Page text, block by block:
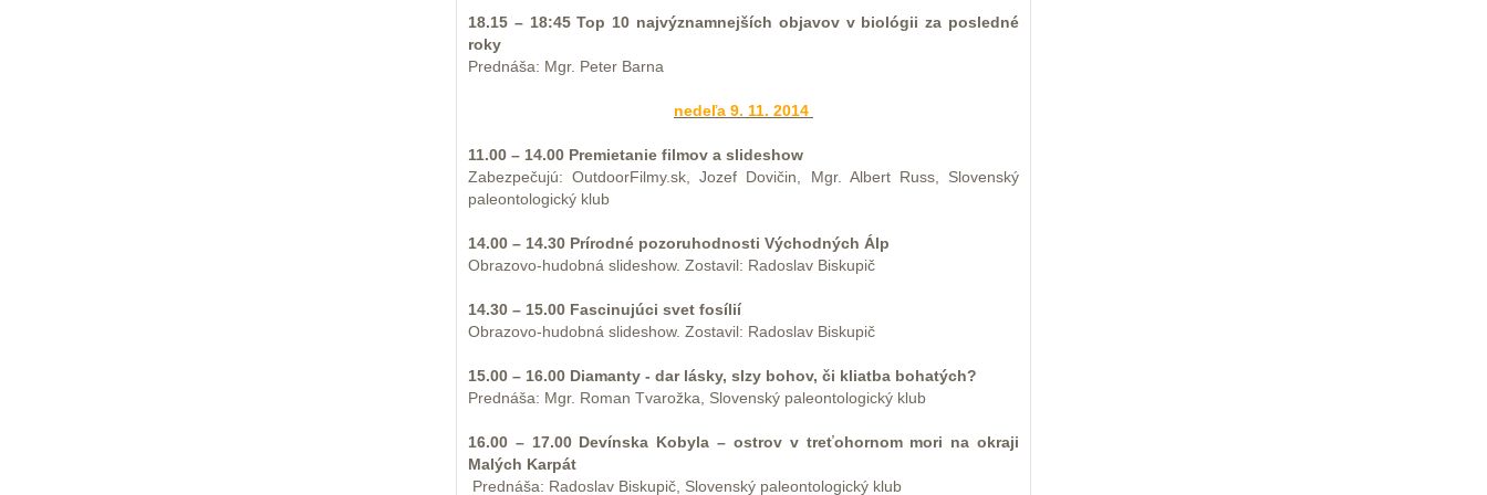
18.15 – 18:45 Top 10 najvýznamnejších objavov v biológii za posledné
roky
Prednáša: Mgr. Peter Barna
nedeľa 9. 11. 2014
11.00 – 14.00 Premietanie filmov a slideshow
Zabezpečujú: OutdoorFilmy.sk, Jozef Dovičin, Mgr. Albert Russ, Slovenský
paleontologický klub
14.00 – 14.30 Prírodné pozoruhodnosti Východných Álp
Obrazovo-hudobná slideshow. Zostavil: Radoslav Biskupič
14.30 – 15.00 Fascinujúci svet fosílií
Obrazovo-hudobná slideshow. Zostavil: Radoslav Biskupič
15.00 – 16.00 Diamanty - dar lásky, slzy bohov, či kliatba bohatých?
Prednáša: Mgr. Roman Tvarožka, Slovenský paleontologický klub
16.00 – 17.00 Devínska Kobyla – ostrov v treťohornom mori na okraji
Malých Karpát
Prednáša: Radoslav Biskupič, Slovenský paleontologický klub